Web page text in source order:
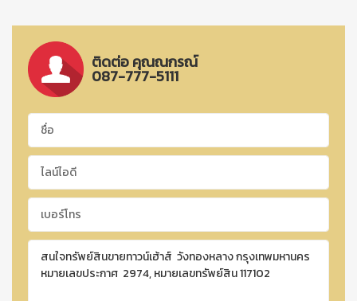
ติดต่อ คุณณกรณ์
087-777-5111